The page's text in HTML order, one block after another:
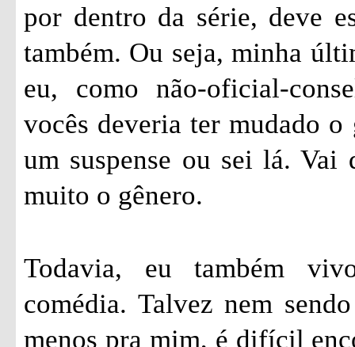
por dentro da série, deve
também. Ou seja, minha
eu, como não-oficial-
vocês deveria ter mudado o
um suspense ou sei lá. Vai
muito o gênero.
Todavia, eu também
comédia. Talvez nem
menos pra mim, é difícil